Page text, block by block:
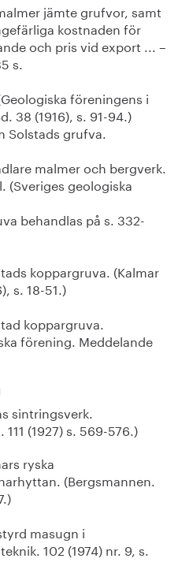
jämte grufvor, samt
kostnaden för
och pris vid export ... –
s.
föreningens i
38 (1916), s. 91-94.)
Solstads grufva.
malmer och bergverk.
(Sveriges geologiska
behandlas på s. 332-
koppargruva. (Kalmar
s. 18-51.)
koppargruva.
förening. Meddelande
sintringsverk.
(1927) s. 569-576.)
ryska
(Bergsmannen.
masugn i
102 (1974) nr. 9, s.